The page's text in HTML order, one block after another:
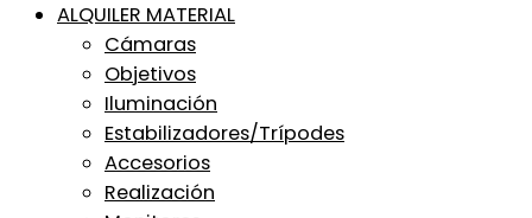
ALQUILER MATERIAL
Cámaras
Objetivos
Iluminación
Estabilizadores/Trípodes
Accesorios
Realización